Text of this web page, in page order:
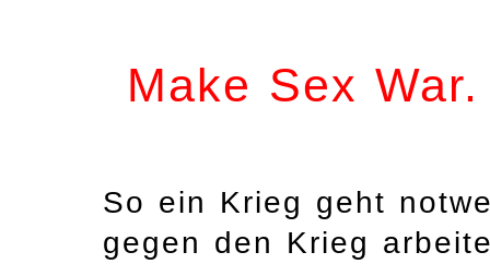
Make Sex
So ein Krieg geht
gegen den Krieg